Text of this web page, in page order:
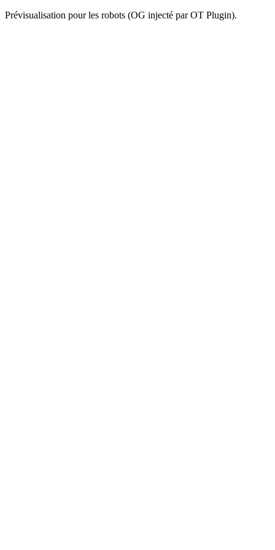
Prévisualisation pour les robots (OG injecté par OT Plugin).